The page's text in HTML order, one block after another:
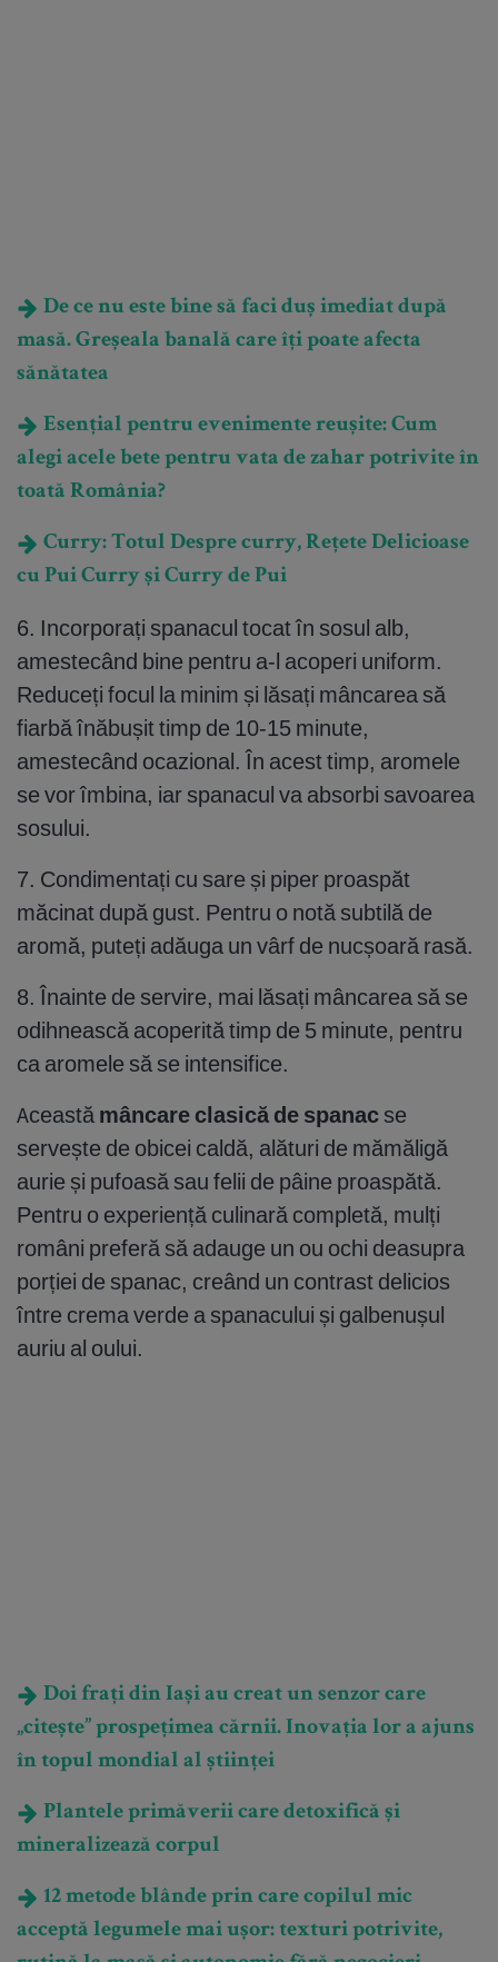
De ce nu este bine să faci duș imediat după
masă. Greșeala banală care îți poate afecta
sănătatea
Esențial pentru evenimente reușite: Cum
alegi acele bete pentru vata de zahar potrivite în
toată România?
Curry: Totul Despre curry, Rețete Delicioase
cu Pui Curry și Curry de Pui
6. Incorporați spanacul tocat în sosul alb,
amestecând bine pentru a-l acoperi uniform.
Reduceți focul la minim și lăsați mâncarea să
fiarbă înăbușit timp de 10-15 minute,
amestecând ocazional. În acest timp, aromele
se vor îmbina, iar spanacul va absorbi savoarea
sosului.
7. Condimentați cu sare și piper proaspăt
măcinat după gust. Pentru o notă subtilă de
aromă, puteți adăuga un vârf de nucșoară rasă.
8. Înainte de servire, mai lăsați mâncarea să se
odihnească acoperită timp de 5 minute, pentru
ca aromele să se intensifice.
Această mâncare clasică de spanac se
servește de obicei caldă, alături de mămăligă
aurie și pufoasă sau felii de pâine proaspătă.
Pentru o experiență culinară completă, mulți
români preferă să adauge un ou ochi deasupra
porției de spanac, creând un contrast delicios
între crema verde a spanacului și galbenușul
auriu al oului.
Doi frați din Iași au creat un senzor care
„citește” prospețimea cărnii. Inovația lor a ajuns
în topul mondial al științei
Plantele primăverii care detoxifică și
mineralizează corpul
12 metode blânde prin care copilul mic
acceptă legumele mai ușor: texturi potrivite,